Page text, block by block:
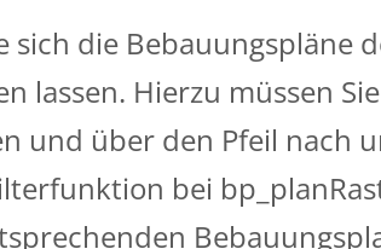
sich die Bebauungspläne
lassen. Hierzu müssen Sie
und über den Pfeil nach
bei